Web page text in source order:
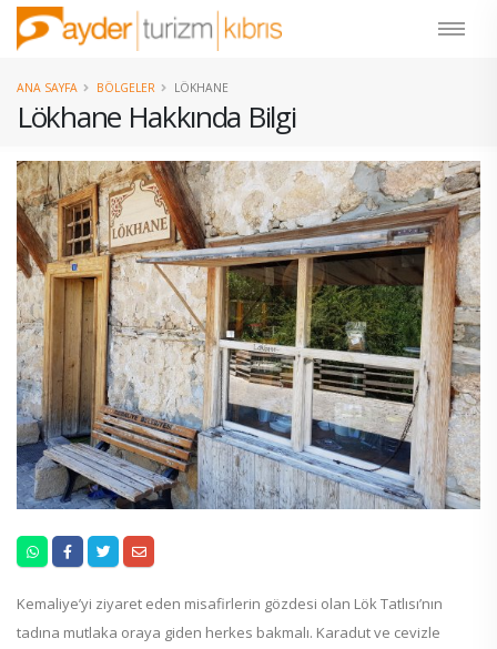
Lökhane Hakkında Bilgi
ANA SAYFA BÖLGELER LÖKHANE
Kemaliye’yi ziyaret eden misafirlerin gözdesi olan Lök Tatlısı’nın
tadına mutlaka oraya giden herkes bakmalı. Karadut ve cevizle